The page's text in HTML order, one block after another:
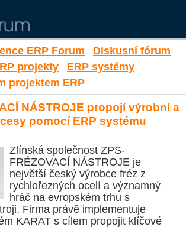
ERP Forum
Diskusní fórum
projekty
ERP systémy
projektem ERP
NÁSTROJE propojí výrobní a
pomocí ERP systému
Zlínská společnost ZPS-
FRÉZOVACÍ NÁSTROJE je
největší český výrobce fréz z
rychlořezných ocelí a významný
hráč na evropském trhu s
Firma právě implementuje
KARAT s cílem propojit klíčové